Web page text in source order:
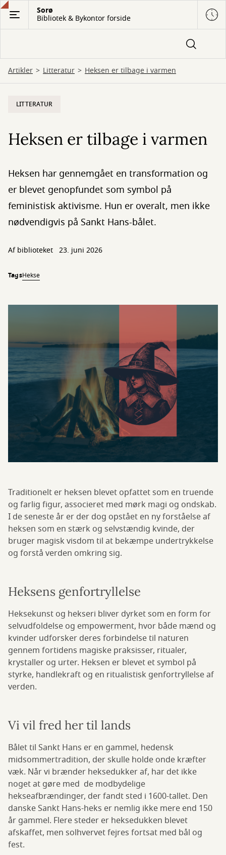
Gå
hovedindhold
Sorø
Bibliotek & Bykontor forside
Artikler Litteratur Heksen er tilbage i varmen
LITTERATUR
Heksen er tilbage i varmen
Heksen har gennemgået en transformation og
er blevet genopfundet som symbol på
feministisk aktivisme. Hun er overalt, men ikke
nødvendigvis på Sankt Hans-bålet.
Af biblioteket 23. juni 2026
TagsHekse
Traditionelt er heksen blevet opfattet som en truende
og farlig figur, associeret med mørk magi og ondskab.
I de seneste år er der dog opstået en ny forståelse af
heksen som en stærk og selvstændig kvinde, der
bruger magisk visdom til at bekæmpe undertrykkelse
og forstå verden omkring sig.
Heksens genfortryllelse
Heksekunst og hekseri bliver dyrket som en form for
selvudfoldelse og empowerment, hvor både mænd og
kvinder udforsker deres forbindelse til naturen
gennem fortidens magiske praksisser, ritualer,
krystaller og urter. Heksen er blevet et symbol på
styrke, handlekraft og en ritualistisk genfortryllelse af
verden.
Vi vil fred her til lands
Bålet til Sankt Hans er en gammel, hedensk
midsommertradition, der skulle holde onde kræfter
væk. Når vi brænder heksedukker af, har det ikke
noget at gøre med de modbydelige
hekseafbrændinger, der fandt sted i 1600-tallet. Den
danske Sankt Hans-heks er nemlig ikke mere end 150
år gammel. Flere steder er heksedukken blevet
afskaffet, men solhvervet fejres fortsat med bål og
fest.